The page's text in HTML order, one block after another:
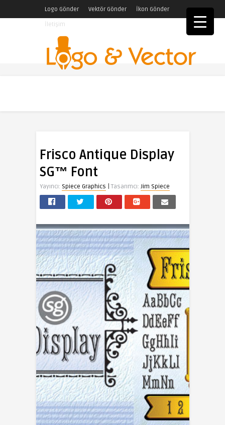
Logo Gönder Vektör Gönder
İkon Gönder
İletişim
Frisco Antique Display
SG™ Font
Yayıncı: Spiece Graphics |Tasarımcı: Jim Spiece